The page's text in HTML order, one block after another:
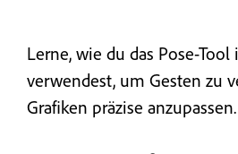
Lerne, wie du das Pose-
verwendest, um Gesten zu
Grafiken präzise anzupassen.